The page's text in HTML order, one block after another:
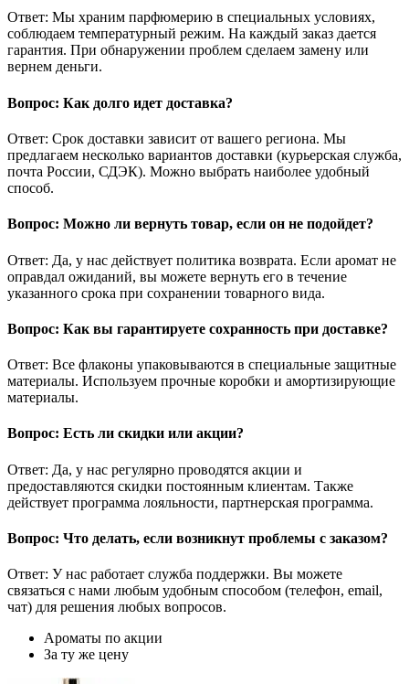
Ответ: Мы храним парфюмерию в специальных условиях,
соблюдаем температурный режим. На каждый заказ дается
гарантия. При обнаружении проблем сделаем замену или
вернем деньги.
Вопрос: Как долго идет доставка?
Ответ: Срок доставки зависит от вашего региона. Мы
предлагаем несколько вариантов доставки (курьерская служба,
почта России, СДЭК). Можно выбрать наиболее удобный
способ.
Вопрос: Можно ли вернуть товар, если он не подойдет?
Ответ: Да, у нас действует политика возврата. Если аромат не
оправдал ожиданий, вы можете вернуть его в течение
указанного срока при сохранении товарного вида.
Вопрос: Как вы гарантируете сохранность при доставке?
Ответ: Все флаконы упаковываются в специальные защитные
материалы. Используем прочные коробки и амортизирующие
материалы.
Вопрос: Есть ли скидки или акции?
Ответ: Да, у нас регулярно проводятся акции и
предоставляются скидки постоянным клиентам. Также
действует программа лояльности, партнерская программа.
Вопрос: Что делать, если возникнут проблемы с заказом?
Ответ: У нас работает служба поддержки. Вы можете
связаться с нами любым удобным способом (телефон, email,
чат) для решения любых вопросов.
Ароматы по акции
За ту же цену